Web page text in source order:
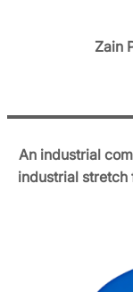
Zain
An industrial
industrial